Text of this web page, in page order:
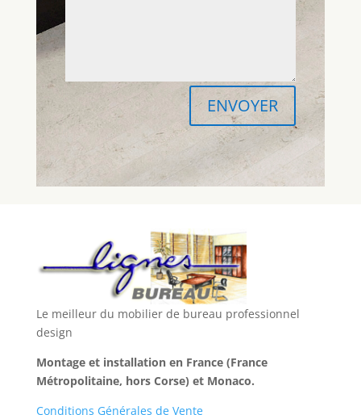
ENVOYER
Le meilleur du mobilier de bureau professionnel
design
Montage et installation en France (France
Métropolitaine, hors Corse) et Monaco.
Conditions Générales de Vente